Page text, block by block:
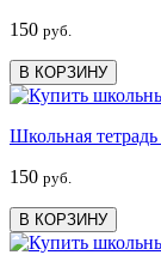
150 руб.
В КОРЗИНУ
Школьная тетрадь
150 руб.
В КОРЗИНУ